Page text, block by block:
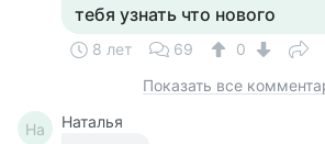
тебя узнать что нового
8 лет 69
0
Показать все
На Наталья